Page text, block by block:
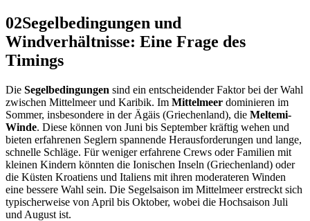
02Segelbedingungen und
Windverhältnisse: Eine Frage des
Timings
Die Segelbedingungen sind ein entscheidender Faktor bei der Wahl
zwischen Mittelmeer und Karibik. Im Mittelmeer dominieren im
Sommer, insbesondere in der Ägäis (Griechenland), die Meltemi-
Winde. Diese können von Juni bis September kräftig wehen und
bieten erfahrenen Seglern spannende Herausforderungen und lange,
schnelle Schläge. Für weniger erfahrene Crews oder Familien mit
kleinen Kindern könnten die Ionischen Inseln (Griechenland) oder
die Küsten Kroatiens und Italiens mit ihren moderateren Winden
eine bessere Wahl sein. Die Segelsaison im Mittelmeer erstreckt sich
typischerweise von April bis Oktober, wobei die Hochsaison Juli
und August ist.